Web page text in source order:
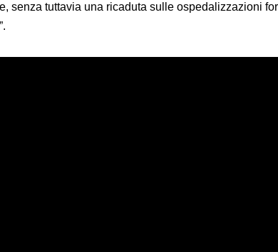
senza tuttavia una ricaduta sulle ospedalizzazioni